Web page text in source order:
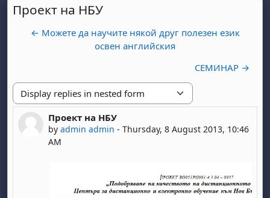
Проект на НБУ
← Можете да научите някой друг полезен език
освен английския
СЕМИНАР →
Display mode
Проект на НБУ
byadmin admin -Thursday, 8 August 2013, 10:46
AM
Number of replies: 1